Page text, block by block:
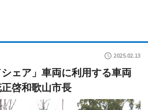
2025.02.13
シェア」車両に利用する車両
啓和歌山市長